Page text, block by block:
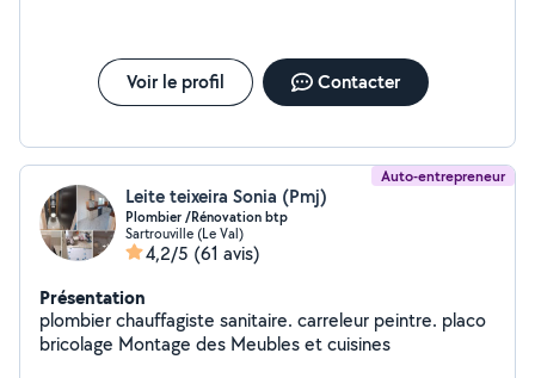
semaine et perdu de l'argent car je n'ai pas pu travailler. C'est
honteux de se comporter de la sorte, je ne recommande pas
du tout cette personne à fuir.......
Voir le profil Contacter
Auto-entrepreneur
Leite teixeira Sonia (Pmj)
Plombier /Rénovation btp
Sartrouville (Le Val)
4,2/5 (61 avis)
Présentation
plombier chauffagiste sanitaire. carreleur peintre. placo
bricolage Montage des Meubles et cuisines